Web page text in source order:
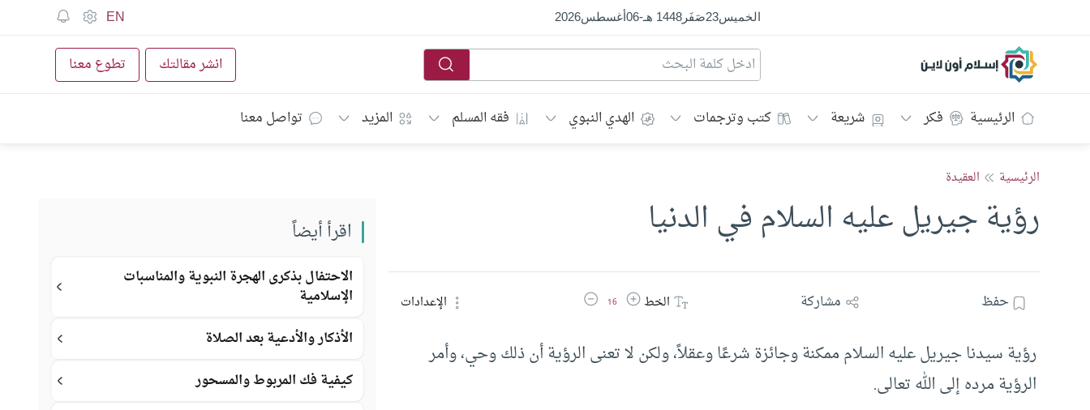
الخميس23صَفَر1448 هـ -
06أغسطس2026
EN
إسلام أون لاين انشر مقالتك تطوع معنا
الرئيسية فكر شريعة كتب وترجمات الهدي النبوي فقه المسلم المزيد تواصل معنا
الرئيسية العقيدة
رؤية جيريل عليه السلام في الدنيا
حفظ مشاركة الخطزيادة حجم الخط
16 تقليل حجم الخط الإعدادات
رؤية سيدنا جيريل عليه السلام ممكنة وجائزة شرعًا وعقلاً، ولكن لا تعنى الرؤية أن ذلك وحي، وأمر
الرؤية مرده إلى الله تعالى.
اقرأ أيضاً
الاحتفال بذكرى الهجرة النبوية والمناسبات
الإسلامية
الأذكار والأدعية بعد الصلاة
كيفية فك المربوط والمسحور